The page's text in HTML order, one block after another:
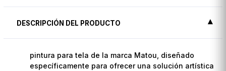
DESCRIPCIÓN DEL PRODUCTO
pintura para tela de la marca Matou, diseñado
específicamente para ofrecer una solución artística